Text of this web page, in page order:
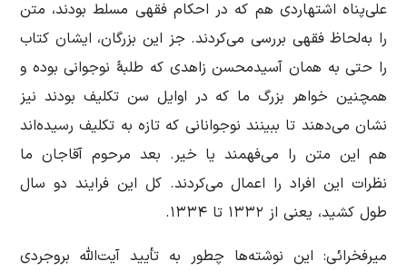
علی‌پناه اشتهاردی هم که در احکام فقهی مسلط بودند، متن
را به‌لحاظ فقهی بررسی می‌کردند. جز این بزرگان، ایشان کتاب
را حتی به همان آسیدمحسن زاهدی که طلبۀ نوجوانی بوده و
همچنین خواهر بزرگ ما که در اوایل سن تکلیف بودند نیز
نشان می‌دهند تا ببینند نوجوانانی که تازه به تکلیف رسیده‌اند
هم این متن را می‌فهمند یا خیر. بعد مرحوم آقاجان ما
نظرات این افراد را اعمال می‌کردند. کل این فرایند دو سال
طول کشید، یعنی از ۱۳۳۲ تا ۱۳۳۴.
میرفخرائی: این نوشته‌ها چطور به تأیید آیت‌الله بروجردی